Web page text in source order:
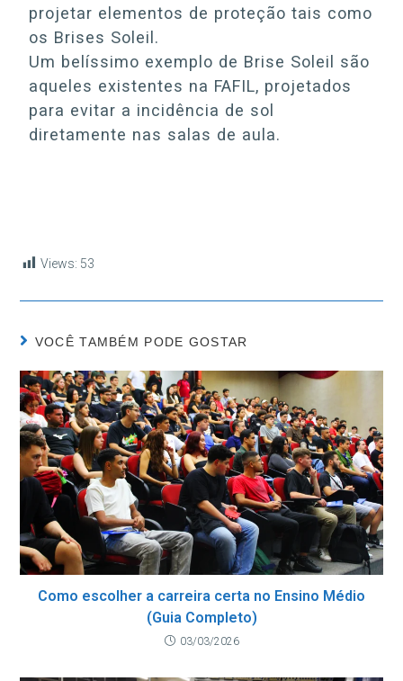
projetar elementos de proteção tais como
os Brises Soleil.
Um belíssimo exemplo de Brise Soleil são
aqueles existentes na FAFIL, projetados
para evitar a incidência de sol
diretamente nas salas de aula.
Views: 53
VOCÊ TAMBÉM PODE GOSTAR
Como escolher a carreira certa no Ensino Médio
(Guia Completo)
03/03/2026